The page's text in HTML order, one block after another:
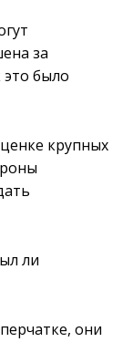
за
это было
крупных
ли
они